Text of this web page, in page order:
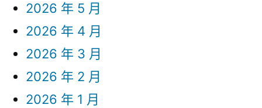
2026 年 5 月
2026 年 4 月
2026 年 3 月
2026 年 2 月
2026 年 1 月